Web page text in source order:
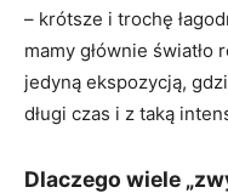
– krótsze i trochę
mamy głównie
jedyną ekspozycją,
długi czas i z taką
Dlaczego wiele